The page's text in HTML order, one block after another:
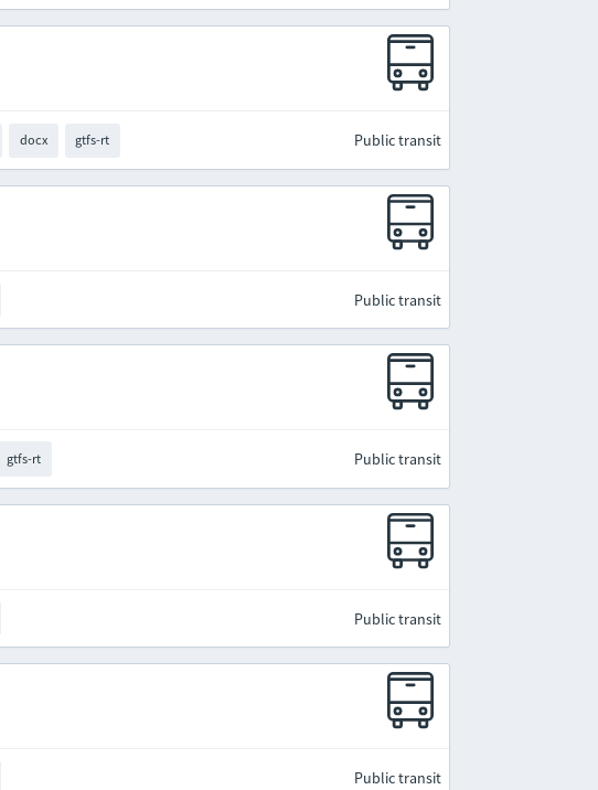
docx gtfs-rt Public transit
Public transit
gtfs-rt Public transit
Public transit
Public transit